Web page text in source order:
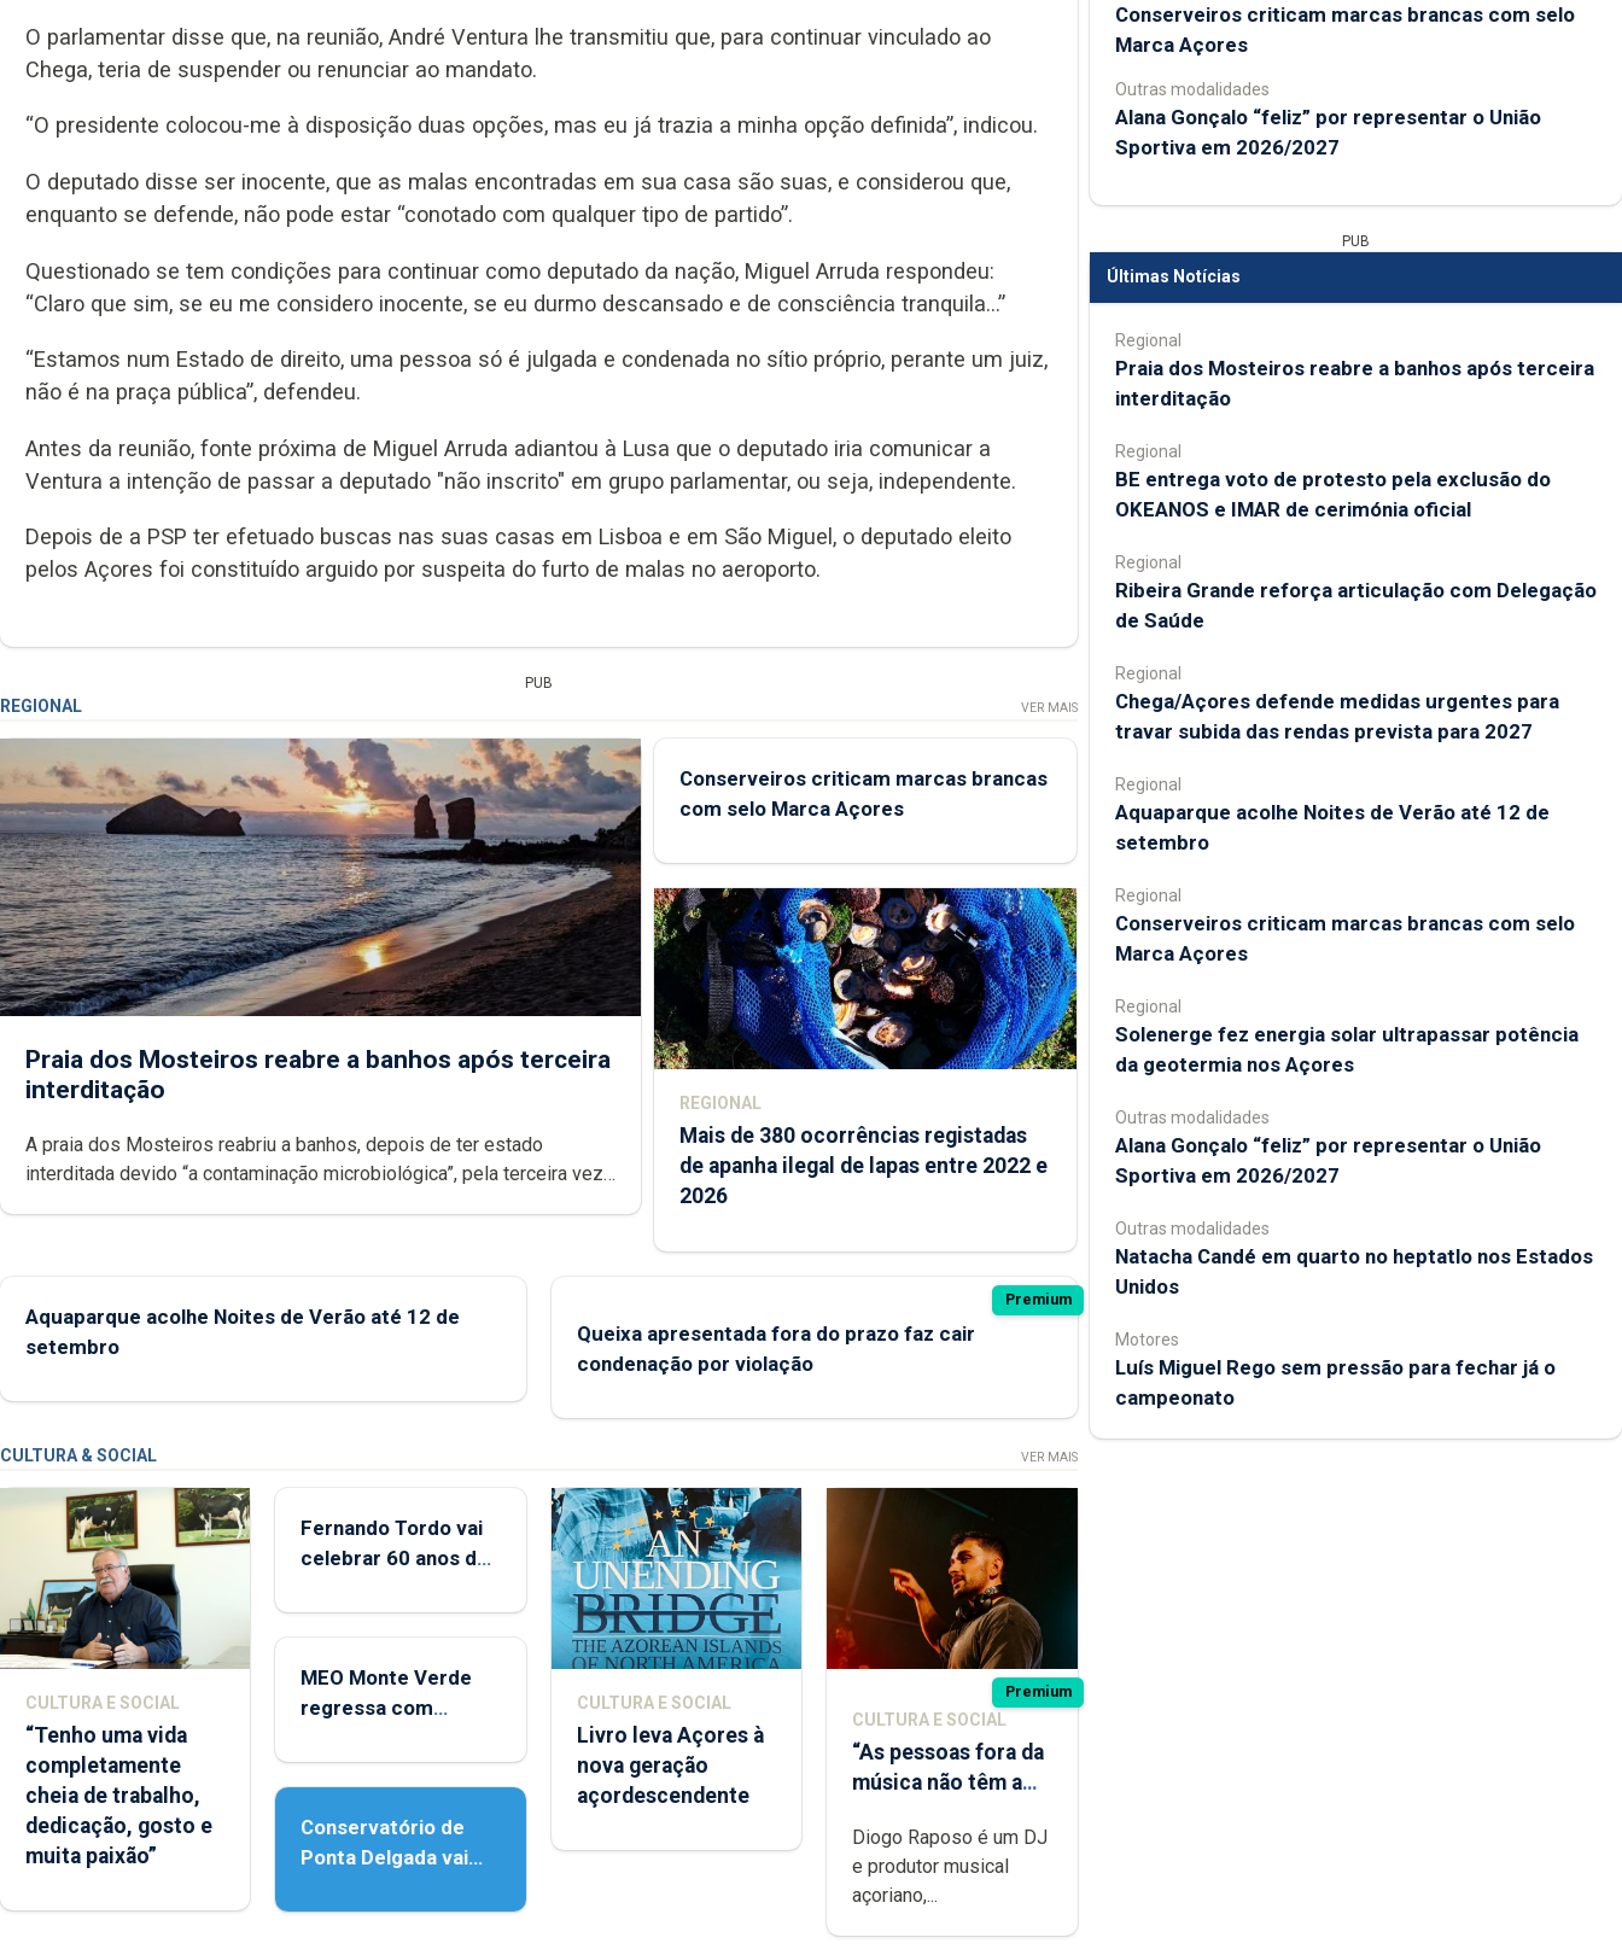
O parlamentar disse que, na reunião, André Ventura lhe transmitiu que, para continuar vinculado ao
Chega, teria de suspender ou renunciar ao mandato.
“O presidente colocou-me à disposição duas opções, mas eu já trazia a minha opção definida”, indicou.
O deputado disse ser inocente, que as malas encontradas em sua casa são suas, e considerou que,
enquanto se defende, não pode estar “conotado com qualquer tipo de partido”.
Questionado se tem condições para continuar como deputado da nação, Miguel Arruda respondeu:
“Claro que sim, se eu me considero inocente, se eu durmo descansado e de consciência tranquila...”
“Estamos num Estado de direito, uma pessoa só é julgada e condenada no sítio próprio, perante um juiz,
não é na praça pública”, defendeu.
Antes da reunião, fonte próxima de Miguel Arruda adiantou à Lusa que o deputado iria comunicar a
Ventura a intenção de passar a deputado "não inscrito" em grupo parlamentar, ou seja, independente.
Depois de a PSP ter efetuado buscas nas suas casas em Lisboa e em São Miguel, o deputado eleito
pelos Açores foi constituído arguido por suspeita do furto de malas no aeroporto.
PUB
REGIONAL VER MAIS
Praia dos Mosteiros reabre a banhos após terceira
interditação
A praia dos Mosteiros reabriu a banhos, depois de ter estado
interditada devido “a contaminação microbiológica”, pela terceira vez
Conserveiros criticam marcas brancas
com selo Marca Açores
REGIONAL
Mais de 380 ocorrências registadas
de apanha ilegal de lapas entre 2022 e
2026
Aquaparque acolhe Noites de Verão até 12 de
setembro
Premium
Queixa apresentada fora do prazo faz cair
condenação por violação
CULTURA & SOCIAL VER MAIS
CULTURA E SOCIAL
“Tenho uma vida
completamente
cheia de trabalho,
dedicação, gosto e
muita paixão”
Fernando Tordo vai
celebrar 60 anos de
Micaelense
MEO Monte Verde
regressa com
acessibilidade
Conservatório de
Ponta Delgada vai
instrumentos
CULTURA E SOCIAL
Livro leva Açores à
nova geração
açordescendente
Premium
CULTURA E SOCIAL
“As pessoas fora da
música não têm a
difícil é produzir
uma música”
Diogo Raposo é um DJ
e produtor musical
açoriano,...
Conserveiros criticam marcas brancas com selo
Marca Açores
Outras modalidades
Alana Gonçalo “feliz” por representar o União
Sportiva em 2026/2027
PUB
Últimas Notícias
Regional
Praia dos Mosteiros reabre a banhos após terceira
interditação
Regional
BE entrega voto de protesto pela exclusão do
OKEANOS e IMAR de cerimónia oficial
Regional
Ribeira Grande reforça articulação com Delegação
de Saúde
Regional
Chega/Açores defende medidas urgentes para
travar subida das rendas prevista para 2027
Regional
Aquaparque acolhe Noites de Verão até 12 de
setembro
Regional
Conserveiros criticam marcas brancas com selo
Marca Açores
Regional
Solenerge fez energia solar ultrapassar potência
da geotermia nos Açores
Outras modalidades
Alana Gonçalo “feliz” por representar o União
Sportiva em 2026/2027
Outras modalidades
Natacha Candé em quarto no heptatlo nos Estados
Unidos
Motores
Luís Miguel Rego sem pressão para fechar já o
campeonato